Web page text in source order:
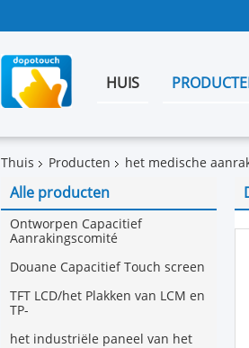
HUIS
Thuis Producten het medische
Alle producten
Ontworpen Capacitief
Aanrakingscomité
Douane Capacitief Touch screen
TFT LCD/het Plakken van LCM en
TP-
het industriële paneel van het